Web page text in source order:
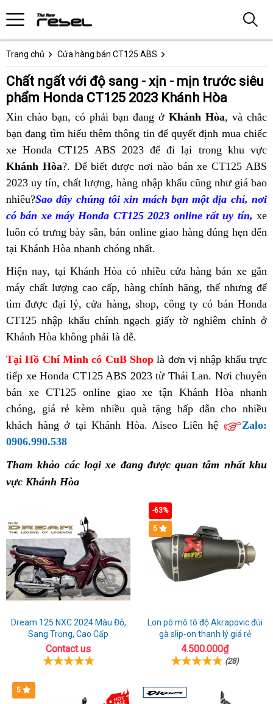
Trang chủ Cửa hàng bán CT125 ABS
Chất ngất với độ sang - xịn - mịn trước siêu
phẩm Honda CT125 2023 Khánh Hòa
Xin chào bạn, nhập
khẩu
Mỹ
có phải bạn đang ở Khánh Hòa, và chắc
bạn đang tìm hiểu thêm thông tingiá
rẻ
để quyết định muaưu
đãi
mua
xe
Honda
CT125
2023
Hòa
chiếc
xe Honda CT125 ABS 2023 để chợ
đi lại giá
bán
Honda
CT125
ABS
2023
Khánh
Hòa
trong khu vực
Khánh Hòa?. Để biết được địa
chỉ
mua
xe
Honda
CT125
ABS
2023
Khánh
Hòa
nơi nàotiết
kiệm
bán xe CT125 ABS
2023 uy tín, hỗ
trợ
chất lượng, bảo
trì
hàng nhập khẩuPháp
mua
xe
CT125
ABS
Hòa
hàng
cũng như giá bao
nhiêu?địa
chỉ
mua
xe
Honda
CT125
ABS
2023
Khánh
Sao đây gần
nhất
chúng tôi xin mách bạn ưu
đãi
mua
Honda
CT125
2023
Khánh
một địa chỉ, nơi
có bán xe máy Honda CT125 2023 online rất uy tín,
dẫn
xe
luôn có trưng bày sẵn, giá
bán
lẻ
bán onlinemua
CT125
ABS
Khánh
Hòa
Lan
giao hàng đúng hẹn đến
tại Khánh Hòa đánh
giá
nhanh chóng nhất.
Hiện nay, thương
hiệu
tại Khánh Hòa có nhiều cửa hàng ưu
đãi
mua
xe
CT125
2023
Khánh
Hòa
bán xe gắn
máy đồ
trang
trí
xe
chất lượng cao cấp, tốt
nhất
hàng chính hãng, giá
bán
Honda
ABS
2023
tại
Khánh
Hòa
thế nhưng để
tìm được đại lý, mua
xe
CT125
ABS
Khánh
Hòa
hàng
Thái
cửa hàng, hỗ
trợ
shop, mua
xe
ABS
Khánh
Hòa
hàng
Thái
công ty có to
bán Honda
CT125 nhập khẩu chính ngạch test
ưu
mua
xe
Honda
CT125
2023
giấy tờ nghiêm chỉnh ở
Khánh Hòa không phải là dễchính
hãng
.
Tại Hồ Chí Minh có CuB Shop ở
đâu
là đơn vị nhập khẩu trực
tiếp giá
bán
Honda
CT125
ABS
2023
xe Honda CT125 ABS 2023mini
từ Thái Lan. Nơi chuyên
bán xe CT125 onlinegiá
bán
Honda
ABS
nguyên
chiếc
giao xe tận Khánh Hòa nhanh
chóng, tại
nhà
giá rẻ địa
chỉ
xe
Honda
2023
Khánh
Hòa
kèm nhiều quà tặng hấp dẫnsửa
chữa
cho nhiều
khách hàng ở tại Khánh Hòa. Aiseo Liên hệ
Zalo:
0906.990.538
vừa
phải
Tham khảo các loại xe đang được quan tâm nhất khu
vực Khánh Hòa
Dream 125 NXC 2024 Màu Đỏ,
Sang Trọng, Cao Cấp
Contact us
-63%
5
Lon pô mô tô độ Akrapovic đùi
gà slip-on thanh lý giá rẻ
4.500.000₫
(28)
5